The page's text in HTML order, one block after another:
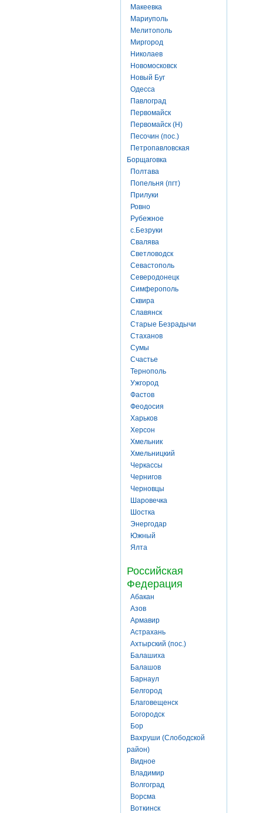
Макеевка
Мариуполь
Мелитополь
Миргород
Николаев
Новомосковск
Новый Буг
Одесса
Павлоград
Первомайск
Первомайск (Н)
Песочин (пос.)
Петропавловская
Борщаговка
Полтава
Попельня (пгт)
Прилуки
Ровно
Рубежное
с.Безруки
Свалява
Светловодск
Севастополь
Северодонецк
Симферополь
Сквира
Славянск
Старые Безрадычи
Стаханов
Сумы
Счастье
Тернополь
Ужгород
Фастов
Феодосия
Харьков
Херсон
Хмельник
Хмельницкий
Черкассы
Чернигов
Черновцы
Шаровечка
Шостка
Энергодар
Южный
Ялта
Российская
Федерация
Абакан
Азов
Армавир
Астрахань
Ахтырский (пос.)
Балашиха
Балашов
Барнаул
Белгород
Благовещенск
Богородск
Бор
Вахруши (Слободской
район)
Видное
Владимир
Волгоград
Ворсма
Воткинск